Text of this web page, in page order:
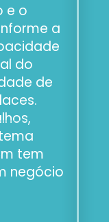
e o
a
do
de
tem
negócio